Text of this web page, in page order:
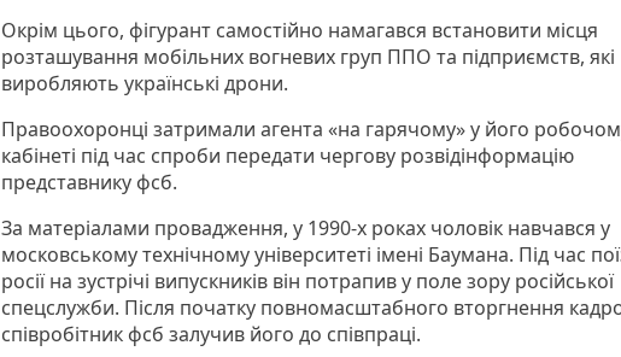
Окрім цього, фігурант самостійно намагався встановити місця
розташування мобільних вогневих груп ППО та підприємств, які
виробляють українські дрони.
Правоохоронці затримали агента «на гарячому» у його
кабінеті під час спроби передати чергову розвідінформацію
представнику фсб.
За матеріалами провадження, у 1990-х роках чоловік навчався у
московському технічному університеті імені Баумана. Під час
росії на зустрічі випускників він потрапив у поле зору російської
спецслужби. Після початку повномасштабного вторгнення
співробітник фсб залучив його до співпраці.